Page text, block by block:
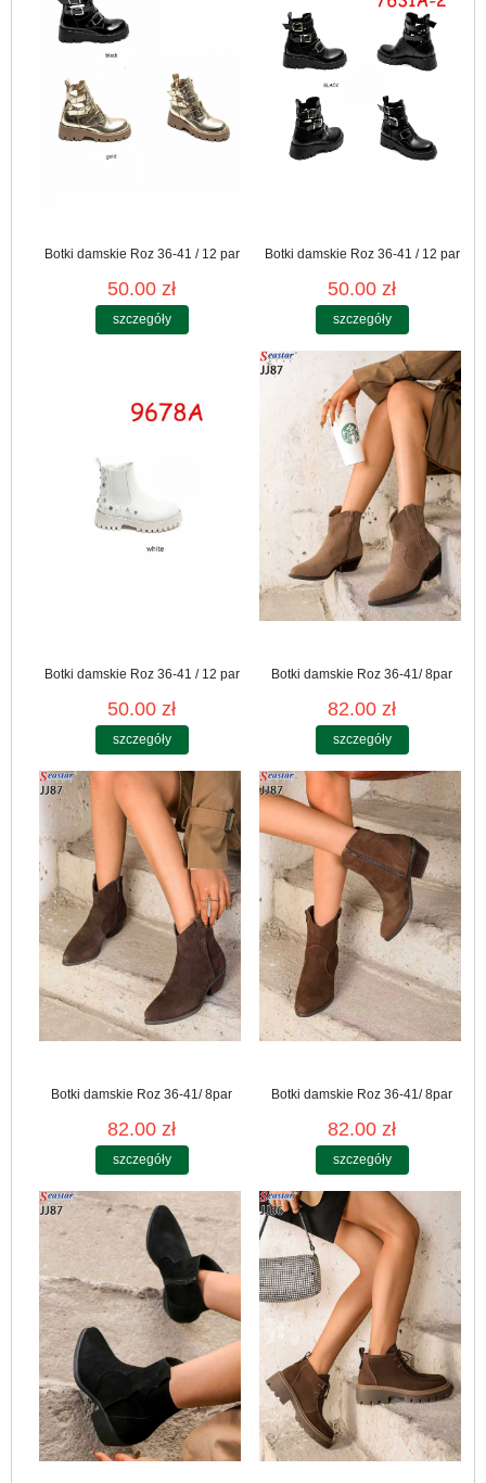
Botki damskie Roz 36-41 / 12 par
50.00 zł
szczegóły
Botki damskie Roz 36-41 / 12 par
50.00 zł
szczegóły
Botki damskie Roz 36-41 / 12 par
50.00 zł
szczegóły
Botki damskie Roz 36-41/ 8par
82.00 zł
szczegóły
Botki damskie Roz 36-41/ 8par
82.00 zł
szczegóły
Botki damskie Roz 36-41/ 8par
82.00 zł
szczegóły